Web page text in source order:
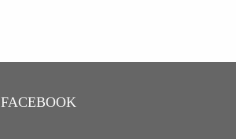
FACEBOOK